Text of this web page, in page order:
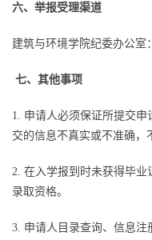
六、举报受理渠道
建筑与环境学院纪委办公室
七、其他事项
1. 申请人必须保证所提交
交的信息不真实或不准确，
2. 在入学报到时未获得毕
录取资格。
3. 申请人目录查询、信息